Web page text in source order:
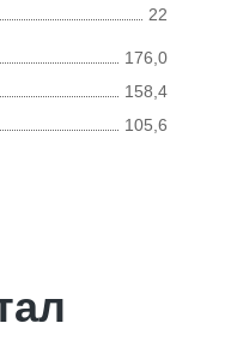
22
176,0
158,4
105,6